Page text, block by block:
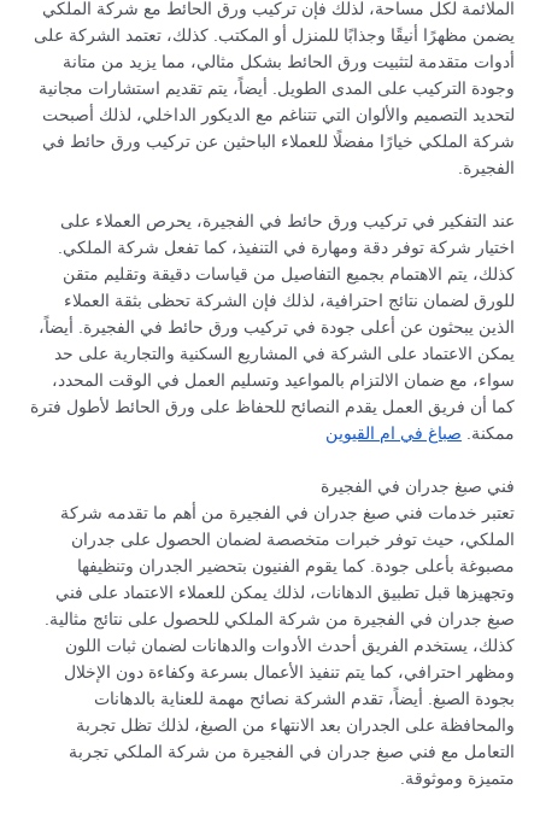
الملائمة لكل مساحة، لذلك فإن تركيب ورق الحائط مع شركة الملكي
يضمن مظهرًا أنيقًا وجذابًا للمنزل أو المكتب. كذلك، تعتمد الشركة على
أدوات متقدمة لتثبيت ورق الحائط بشكل مثالي، مما يزيد من متانة
وجودة التركيب على المدى الطويل. أيضاً، يتم تقديم استشارات مجانية
لتحديد التصميم والألوان التي تتناغم مع الديكور الداخلي، لذلك أصبحت
شركة الملكي خيارًا مفضلًا للعملاء الباحثين عن تركيب ورق حائط في
الفجيرة.
عند التفكير في تركيب ورق حائط في الفجيرة، يحرص العملاء على
اختيار شركة توفر دقة ومهارة في التنفيذ، كما تفعل شركة الملكي.
كذلك، يتم الاهتمام بجميع التفاصيل من قياسات دقيقة وتقليم متقن
للورق لضمان نتائج احترافية، لذلك فإن الشركة تحظى بثقة العملاء
الذين يبحثون عن أعلى جودة في تركيب ورق حائط في الفجيرة. أيضاً،
يمكن الاعتماد على الشركة في المشاريع السكنية والتجارية على حد
سواء، مع ضمان الالتزام بالمواعيد وتسليم العمل في الوقت المحدد،
كما أن فريق العمل يقدم النصائح للحفاظ على ورق الحائط لأطول فترة
ممكنة. صباغ في ام القيوين
فني صبغ جدران في الفجيرة
تعتبر خدمات فني صبغ جدران في الفجيرة من أهم ما تقدمه شركة
الملكي، حيث توفر خبرات متخصصة لضمان الحصول على جدران
مصبوغة بأعلى جودة. كما يقوم الفنيون بتحضير الجدران وتنظيفها
وتجهيزها قبل تطبيق الدهانات، لذلك يمكن للعملاء الاعتماد على فني
صبغ جدران في الفجيرة من شركة الملكي للحصول على نتائج مثالية.
كذلك، يستخدم الفريق أحدث الأدوات والدهانات لضمان ثبات اللون
ومظهر احترافي، كما يتم تنفيذ الأعمال بسرعة وكفاءة دون الإخلال
بجودة الصبغ. أيضاً، تقدم الشركة نصائح مهمة للعناية بالدهانات
والمحافظة على الجدران بعد الانتهاء من الصبغ، لذلك تظل تجربة
التعامل مع فني صبغ جدران في الفجيرة من شركة الملكي تجربة
متميزة وموثوقة.